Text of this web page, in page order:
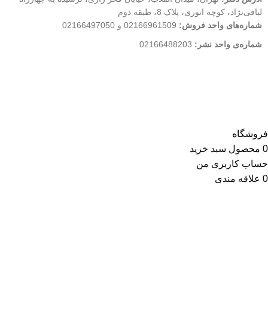
لبافی‌نژاد، کوچه انوری، پلاک 8، طبقه دوم
شماره‌های واحد فروش: 02166961509 و 02166497050
شماره‌‌ی واحد نشر:
فروشگاه
0 محصول سبد خرید
حساب کاربری من
0 علاقه مندی